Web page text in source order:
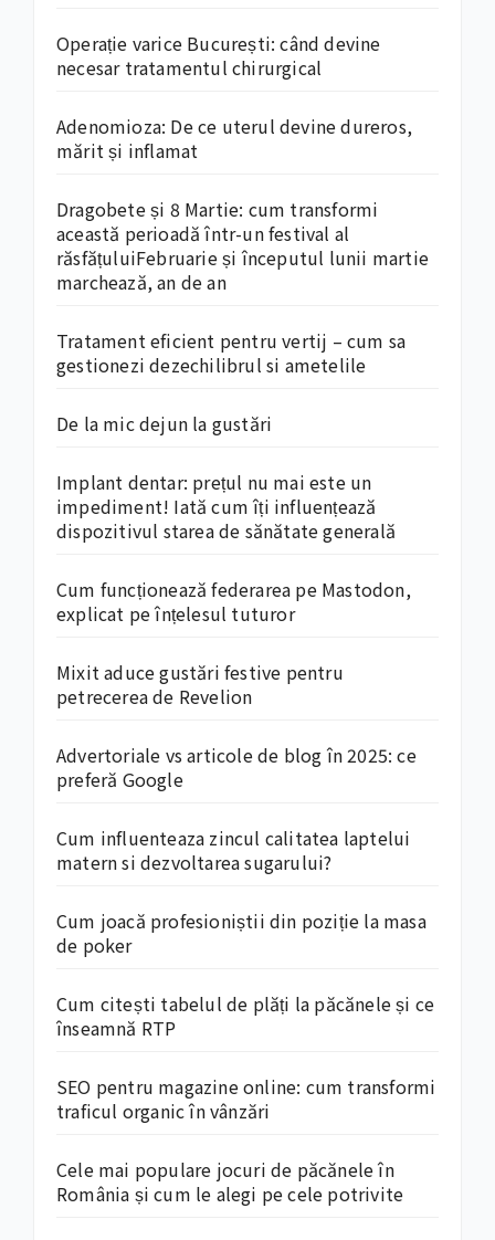
Operație varice București: când devine
necesar tratamentul chirurgical
Adenomioza: De ce uterul devine dureros,
mărit și inflamat
Dragobete și 8 Martie: cum transformi
această perioadă într-un festival al
răsfățuluiFebruarie și începutul lunii martie
marchează, an de an
Tratament eficient pentru vertij – cum sa
gestionezi dezechilibrul si ametelile
De la mic dejun la gustări
Implant dentar: prețul nu mai este un
impediment! Iată cum îți influențează
dispozitivul starea de sănătate generală
Cum funcționează federarea pe Mastodon,
explicat pe înțelesul tuturor
Mixit aduce gustări festive pentru
petrecerea de Revelion
Advertoriale vs articole de blog în 2025: ce
preferă Google
Cum influenteaza zincul calitatea laptelui
matern si dezvoltarea sugarului?
Cum joacă profesioniștii din poziție la masa
de poker
Cum citești tabelul de plăți la păcănele și ce
înseamnă RTP
SEO pentru magazine online: cum transformi
traficul organic în vânzări
Cele mai populare jocuri de păcănele în
România și cum le alegi pe cele potrivite